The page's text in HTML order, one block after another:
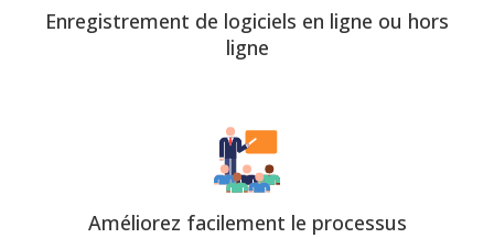
Enregistrement de logiciels en ligne ou hors
ligne
Améliorez facilement le processus